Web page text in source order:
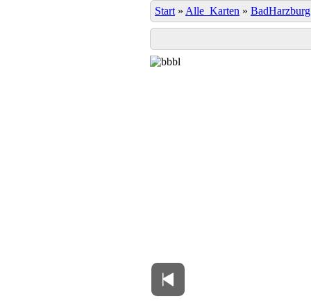
Start » Alle_Karten » BadHarzburg